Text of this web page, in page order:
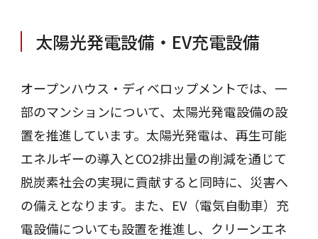
太陽光発電設備・EV充電設備
オープンハウス・ディベロップメントでは、一
部のマンションについて、太陽光発電設備の設
置を推進しています。太陽光発電は、再生可能
エネルギーの導入とCO2排出量の削減を通じて
脱炭素社会の実現に貢献すると同時に、災害へ
の備えとなります。また、EV（電気自動車）充
電設備についても設置を推進し、クリーンエネ